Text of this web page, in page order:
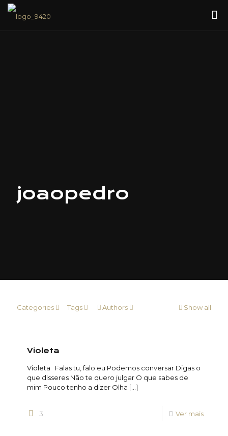
joaopedro
Categories Tags Authors Show all
Violeta
Violeta Falas tu, falo eu Podemos conversar Digas o
que disseres Não te quero julgar O que sabes de
mim Pouco tenho a dizer Olha […]
3 Ver mais